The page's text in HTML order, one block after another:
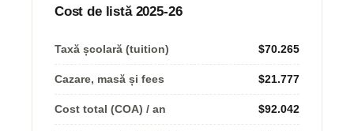
Cost de listă 2025-26
Taxă școlară (tuition) $70.265
Cazare, masă și fees $21.777
Cost total (COA) / an $92.042